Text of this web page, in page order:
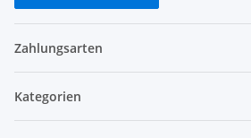
Zahlungsarten
Kategorien